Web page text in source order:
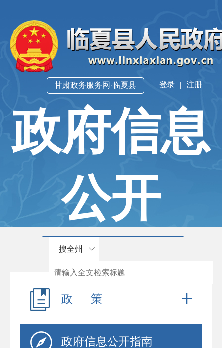
登录 | 注册
甘肃政务服务网·临夏县
政府信息
公开
搜全州
政 策
政府信息公开指南